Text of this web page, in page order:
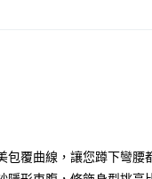
包覆曲線，讓您蹲下彎腰